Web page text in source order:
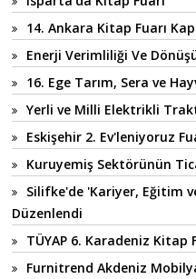
14. Ankara Kitap Fuarı
Enerji Verimliliği Ve
16. Ege Tarım, Sera ve
Yerli ve Milli Elektrikli
Eskişehir 2. Ev'leniyoruz
Kuruyemiş Sektörünün
Silifke'de 'Kariyer, Eğitim
Düzenlendi
TÜYAP 6. Karadeniz Kitap
Furnitrend Akdeniz